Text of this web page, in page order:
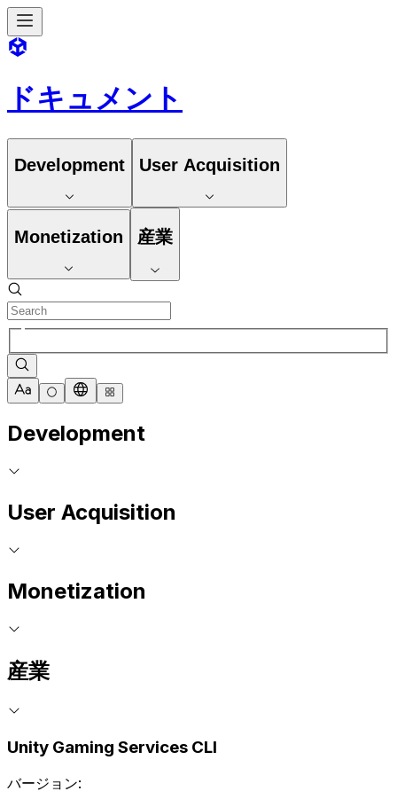
ドキュメント
Development User Acquisition
Monetization 産業
Development
User Acquisition
Monetization
産業
Unity Gaming Services CLI
バージョン: